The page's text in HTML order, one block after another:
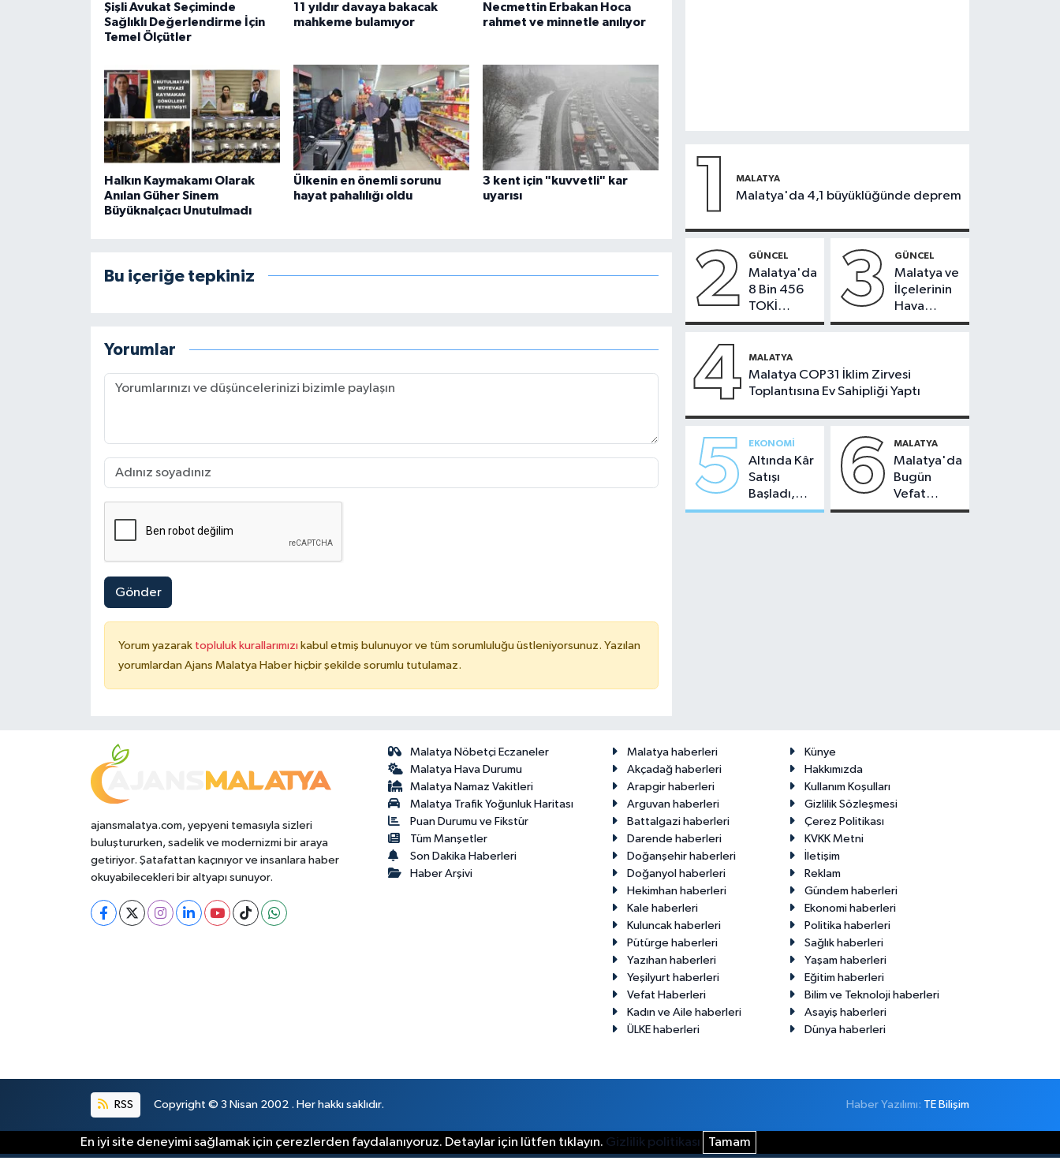
Şişli Avukat Seçiminde
Sağlıklı Değerlendirme İçin
Temel Ölçütler
11 yıldır davaya bakacak
mahkeme bulamıyor
Necmettin Erbakan Hoca
rahmet ve minnetle anılıyor
Halkın Kaymakamı Olarak
Anılan Güher Sinem
Büyüknalçacı Unutulmadı
Ülkenin en önemli sorunu
hayat pahalılığı oldu
3 kent için "kuvvetli" kar
uyarısı
Bu içeriğe tepkiniz
Yorumlar
Gönder
Yorum yazarak topluluk kurallarımızı kabul etmiş bulunuyor ve tüm sorumluluğu üstleniyorsunuz. Yazılan
yorumlardan Ajans Malatya Haber hiçbir şekilde sorumlu tutulamaz.
1 MALATYA
Malatya'da 4,1 büyüklüğünde deprem
2 GÜNCEL
Malatya'da
8 Bin 456
TOKİ
Konutunun
Bugün
Çekiliyor
3 GÜNCEL
Malatya ve
İlçelerinin
Hava
Durumu -
2026
4 MALATYA
Malatya COP31 İklim Zirvesi
Toplantısına Ev Sahipliği Yaptı
5 EKONOMI
Altında Kâr
Satışı
Başladı,
Malatya'da
6 MALATYA
Malatya'da
Bugün
Vefat
Edenler -
ajansmalatya.com, yepyeni temasıyla sizleri
buluştururken, sadelik ve modernizmi bir araya
getiriyor. Şatafattan kaçınıyor ve insanlara haber
okuyabilecekleri bir altyapı sunuyor.
Malatya Nöbetçi Eczaneler
Malatya Hava Durumu
Malatya Namaz Vakitleri
Malatya Trafik Yoğunluk Haritası
Puan Durumu ve Fikstür
Tüm Manşetler
Son Dakika Haberleri
Haber Arşivi
Malatya haberleri
Künye
Akçadağ haberleri
Hakkımızda
Arapgir haberleri
Kullanım Koşulları
Arguvan haberleri
Gizlilik Sözleşmesi
Battalgazi haberleri
Çerez Politikası
Darende haberleri
KVKK Metni
Doğanşehir haberleri
İletişim
Doğanyol haberleri
Reklam
Hekimhan haberleri
Gündem haberleri
Kale haberleri
Ekonomi haberleri
Kuluncak haberleri
Politika haberleri
Pütürge haberleri
Sağlık haberleri
Yazıhan haberleri
Yaşam haberleri
Yeşilyurt haberleri
Eğitim haberleri
Vefat Haberleri
Bilim ve Teknoloji haberleri
Kadın ve Aile haberleri
Asayiş haberleri
ÜLKE haberleri
Dünya haberleri
RSS Copyright © 3 Nisan 2002 . Her hakkı saklıdır. Haber Yazılımı: TE Bilişim
En iyi site deneyimi sağlamak için çerezlerden faydalanıyoruz. Detaylar için lütfen tıklayın. Gizlilik politikası Tamam